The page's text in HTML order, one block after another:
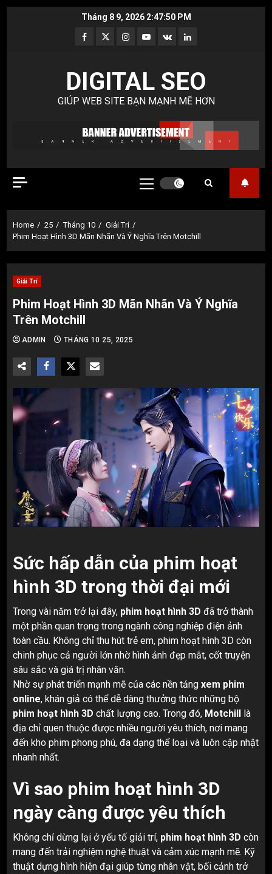
Tháng 8 9, 2026 2:47:51 PM
Facebook
TwitterInstagram
Youtube
VK LinkedIn
DIGITAL SEO
GIÚP WEB SITE BẠN MẠNH MẼ HƠN
Primary
Home 25 Tháng 10
Giải Trí
Phim Hoạt Hình 3D Mãn Nhãn Và Ý Nghĩa Trên Motchill
Giải Trí
Phim Hoạt Hình 3D Mãn Nhãn Và Ý Nghĩa
Trên Motchill
ADMIN THÁNG 10 25, 2025
Sức hấp dẫn của phim hoạt
hình 3D trong thời đại mới
Trong vài năm trở lại đây, phim hoạt hình 3D đã trở thành
một phần quan trọng trong ngành công nghiệp điện ảnh
toàn cầu. Không chỉ thu hút trẻ em, phim hoạt hình 3D còn
chinh phục cả người lớn nhờ hình ảnh đẹp mắt, cốt truyện
sâu sắc và giá trị nhân văn.
Nhờ sự phát triển mạnh mẽ của các nền tảng xem phim
online, khán giả có thể dễ dàng thưởng thức những bộ
phim hoạt hình 3D chất lượng cao. Trong đó, Motchill là
địa chỉ quen thuộc được nhiều người yêu thích, nơi mang
đến kho phim phong phú, đa dạng thể loại và luôn cập nhật
nhanh nhất.
Vì sao phim hoạt hình 3D
ngày càng được yêu thích
Không chỉ dừng lại ở yếu tố giải trí, phim hoạt hình 3D còn
mang đến trải nghiệm nghệ thuật và cảm xúc mạnh mẽ. Kỹ
thuật dựng hình hiện đại giúp từng nhân vật, bối cảnh trở